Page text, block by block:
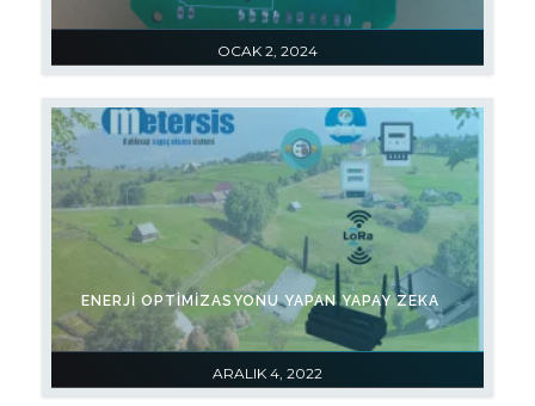
OCAK 2, 2024
ARALIK 4, 2022
ENERJI OPTIMIZASYONU YAPAN YAPAY ZEKA